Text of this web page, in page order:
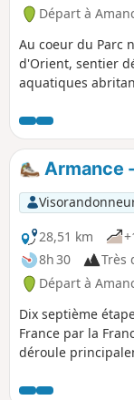
Départ à
Au coeur du Parc
d'Orient, sentier
aquatiques
en place par l'ONF
promenade
qui permet
Domaniale du
domaine forestier
possédé en
Armance
28,51 km
8h 30
Très
Départ à
Dix septième
France par la
déroule
territoire